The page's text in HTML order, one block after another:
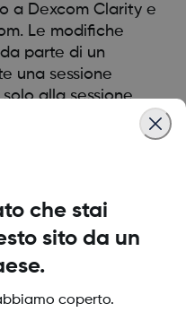
a Dexcom Clarity e
Le modifiche
parte di un
una sessione
alla sessione.
che stai
sito da un
coperto.